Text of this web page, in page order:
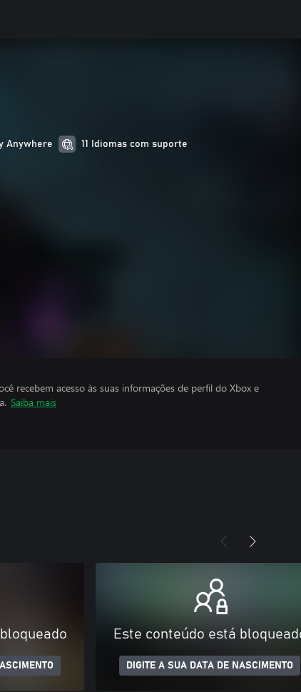
Anywhere 11 Idiomas com suporte
recebem acesso às suas informações de perfil do Xbox e
Saiba mais
Este conteúdo está
DIGITE A SUA DATA DE NASCIMENTO